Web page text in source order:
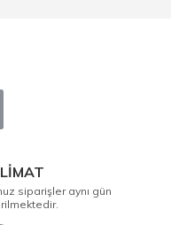
siparişler aynı gün